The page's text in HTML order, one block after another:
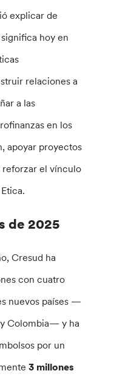
explicar de
hoy en
relaciones a
a las
en los
apoyar proyectos
el vínculo
de 2025
Cresud ha
con cuatro
nuevos países —
Colombia— y ha
por un
3 millones